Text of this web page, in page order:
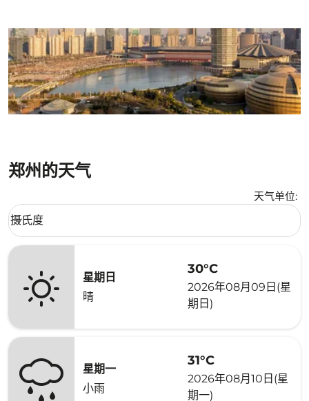
郑州的天气
天气单位:
Weather unit option 摄氏度 Selected
摄氏度
keyboard_arrow_down
星期日
晴
30°C
2026年08月09日(星
期日)
星期一
小雨
31°C
2026年08月10日(星
期一)